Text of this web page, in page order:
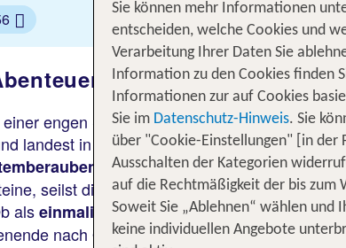
Mach Canyoning zu
engen Schlucht. Unter dir rauscht ein
landest in einem natürlichen,
Umgebungenund spürst die
seilst dich an Wasserfällen ab und
alseinmaliges Erlebnisin der Türkei oder
nach Österreich fährst: Canyoning
Sie können mehr Informationen
entscheiden, welche Cookies und
Verarbeitung Ihrer Daten Sie
Information zu den Cookies finden
Informationen zur auf Cookies
Sie im Datenschutz-Hinweis. Sie
über "Cookie-Einstellungen" [in der
Ausschalten der Kategorien
auf die Rechtmäßigkeit der bis zum
Soweit Sie „Ablehnen“ wählen und
keine individuellen Angebote